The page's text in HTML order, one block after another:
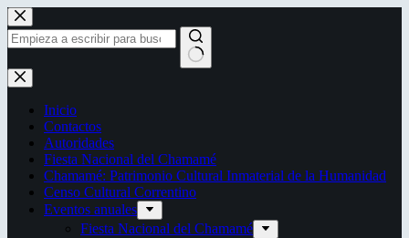
Saltar
al
contenido
Sin
resultados
Inicio
Contactos
Autoridades
Fiesta Nacional del Chamamé
Chamamé: Patrimonio Cultural Inmaterial de la Humanidad
Censo Cultural Correntino
Eventos anuales
Fiesta Nacional del Chamamé